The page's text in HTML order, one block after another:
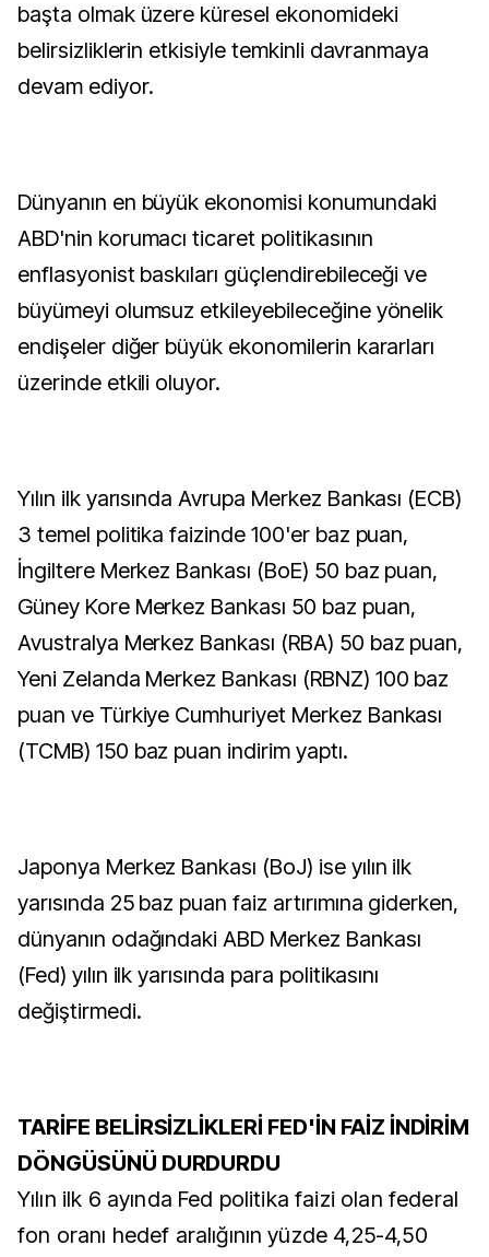
başta olmak üzere küresel ekonomideki
belirsizliklerin etkisiyle temkinli davranmaya
devam ediyor.
Dünyanın en büyük ekonomisi konumundaki
ABD'nin korumacı ticaret politikasının
enflasyonist baskıları güçlendirebileceği ve
büyümeyi olumsuz etkileyebileceğine yönelik
endişeler diğer büyük ekonomilerin kararları
üzerinde etkili oluyor.
Yılın ilk yarısında Avrupa Merkez Bankası (ECB)
3 temel politika faizinde 100'er baz puan,
İngiltere Merkez Bankası (BoE) 50 baz puan,
Güney Kore Merkez Bankası 50 baz puan,
Avustralya Merkez Bankası (RBA) 50 baz puan,
Yeni Zelanda Merkez Bankası (RBNZ) 100 baz
puan ve Türkiye Cumhuriyet Merkez Bankası
(TCMB) 150 baz puan indirim yaptı.
Japonya Merkez Bankası (BoJ) ise yılın ilk
yarısında 25 baz puan faiz artırımına giderken,
dünyanın odağındaki ABD Merkez Bankası
(Fed) yılın ilk yarısında para politikasını
değiştirmedi.
TARİFE BELİRSİZLİKLERİ FED'İN FAİZ İNDİRİM
DÖNGÜSÜNÜ DURDURDU
Yılın ilk 6 ayında Fed politika faizi olan federal
fon oranı hedef aralığının yüzde 4,25-4,50